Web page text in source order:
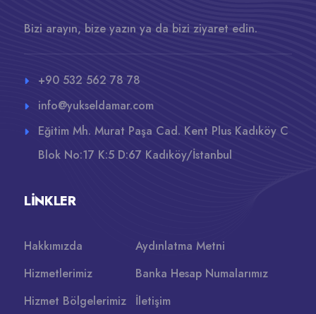
Bizi arayın, bize yazın ya da bizi ziyaret edin.
+90 532 562 78 78
info@yukseldamar.com
Eğitim Mh. Murat Paşa Cad. Kent Plus Kadıköy C
Blok No:17 K:5 D:67 Kadıköy/İstanbul
LINKLER
Hakkımızda
Hizmetlerimiz
Hizmet Bölgelerimiz
Aydınlatma Metni
Banka Hesap Numalarımız
İletişim